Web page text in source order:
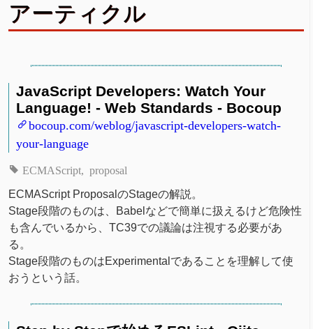
アーティクル
JavaScript Developers: Watch Your
Language! - Web Standards - Bocoup
bocoup.com/weblog/javascript-developers-watch-
your-language
ECMAScript proposal
ECMAScript ProposalのStageの解説。
Stage段階のものは、Babelなどで簡単に扱えるけど危険性
も含んでいるから、TC39での議論は注視する必要があ
る。
Stage段階のものはExperimentalであることを理解して使
おうという話。